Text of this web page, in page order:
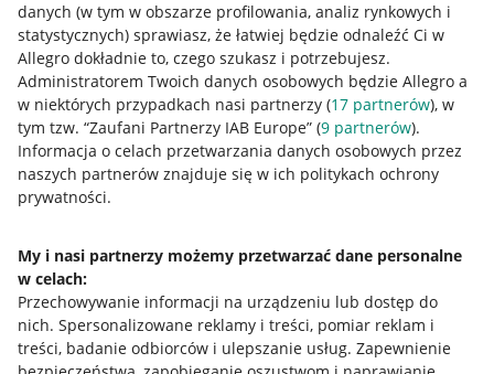
danych (w tym w obszarze profilowania, analiz rynkowych i
statystycznych) sprawiasz, że łatwiej będzie odnaleźć Ci w
Allegro dokładnie to, czego szukasz i potrzebujesz.
Administratorem Twoich danych osobowych będzie Allegro a
w niektórych przypadkach nasi partnerzy (17 partnerów), w
tym tzw. “Zaufani Partnerzy IAB Europe” (9 partnerów).
Informacja o celach przetwarzania danych osobowych przez
naszych partnerów znajduje się w ich politykach ochrony
prywatności.
My i nasi partnerzy możemy przetwarzać dane personalne
w celach:
Przechowywanie informacji na urządzeniu lub dostęp do
nich. Spersonalizowane reklamy i treści, pomiar reklam i
treści, badanie odbiorców i ulepszanie usług. Zapewnienie
Przydatne informacje
Jak to działa
Allegro Gadane dla sprzedających
Allegro Gadane dla kupujących
Mapa miejscowości